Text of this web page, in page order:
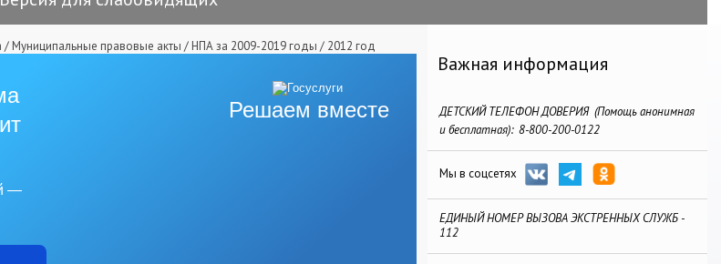
/ Муниципальные правовые акты / НПА за 2009-2019 годы / 2012 год
Решаем вместе
—
Важная информация
ДЕТСКИЙ ТЕЛЕФОН ДОВЕРИЯ (Помощь анонимная
и бесплатная): 8-800-200-0122
Мы в соцсетях
ЕДИНЫЙ НОМЕР ВЫЗОВА ЭКСТРЕННЫХ СЛУЖБ -
112